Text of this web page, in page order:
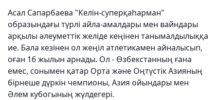
Асал Сапарбаева "Келін-суперқаһарман"
образындағы түрлі айла-амалдары мен вайндары
арқылы әлеуметтік желіде кеңінен танымалдылыққа
ие. Бала кезінен ол жеңіл атлетикамен айналысып,
оған 16 жылын арнады. Ол - Өзбекстанның ғана
емес, сонымен қатар Орта және Оңтүстік Азияның
бірнеше дүркін чемпионы, Азия ойындары мен
Әлем кубогының жүлдегері.